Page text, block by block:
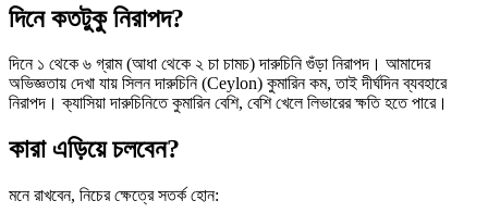
দিনে কতটুকু নিরাপদ?
দিনে ১ থেকে ৬ গ্রাম (আধা থেকে ২ চা চামচ) দারুচিনি গুঁড়া নিরাপদ। আমাদের
অভিজ্ঞতায় দেখা যায় সিলন দারুচিনি (Ceylon) কুমারিন কম, তাই দীর্ঘদিন ব্যবহারে
নিরাপদ। ক্যাসিয়া দারুচিনিতে কুমারিন বেশি, বেশি খেলে লিভারের ক্ষতি হতে পারে।
কারা এড়িয়ে চলবেন?
মনে রাখবেন, নিচের ক্ষেত্রে সতর্ক হোন: